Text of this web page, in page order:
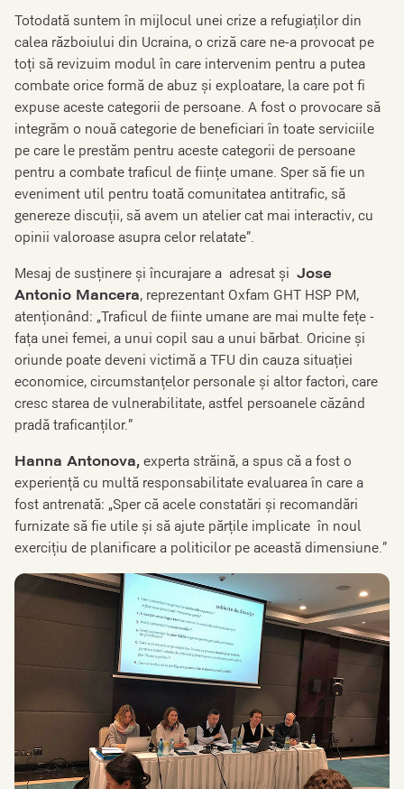
Totodată suntem în mijlocul unei crize a refugiaților din
calea războiului din Ucraina, o criză care ne-a provocat pe
toți să revizuim modul în care intervenim pentru a putea
combate orice formă de abuz și exploatare, la care pot fi
expuse aceste categorii de persoane. A fost o provocare să
integrăm o nouă categorie de beneficiari în toate serviciile
pe care le prestăm pentru aceste categorii de persoane
pentru a combate traficul de ființe umane. Sper să fie un
eveniment util pentru toată comunitatea antitrafic, să
genereze discuții, să avem un atelier cat mai interactiv, cu
opinii valoroase asupra celor relatate”.
Mesaj de susținere și încurajare a adresat și Jose
Antonio Mancera, reprezentant Oxfam GHT HSP PM,
atenționând: „Traficul de fiinte umane are mai multe feţe -
faţa unei femei, a unui copil sau a unui bărbat. Oricine și
oriunde poate deveni victimă a TFU din cauza situației
economice, circumstanțelor personale și altor factori, care
cresc starea de vulnerabilitate, astfel persoanele căzând
pradă traficanților.”
Hanna Antonova,experta străină, a spus că a fost o
experiență cu multă responsabilitate evaluarea în care a
fost antrenată: „Sper că acele constatări și recomandări
furnizate să fie utile și să ajute părțile implicate în noul
exercițiu de planificare a politicilor pe această dimensiune.”